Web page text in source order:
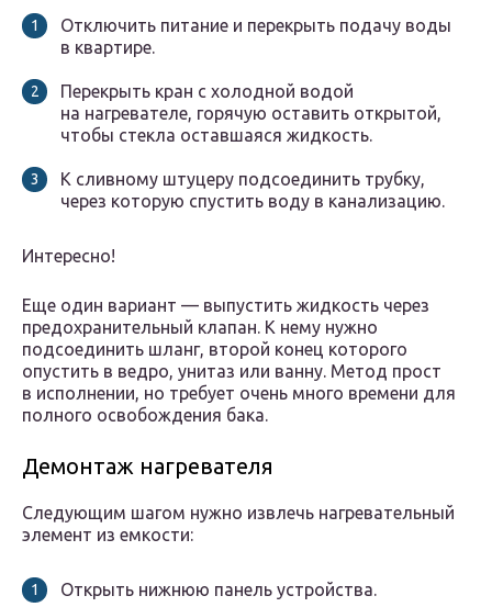
Отключить питание и перекрыть подачу воды
в квартире.
Перекрыть кран с холодной водой
на нагревателе, горячую оставить открытой,
чтобы стекла оставшаяся жидкость.
К сливному штуцеру подсоединить трубку,
через которую спустить воду в канализацию.
Интересно!
Еще один вариант — выпустить жидкость через
предохранительный клапан. К нему нужно
подсоединить шланг, второй конец которого
опустить в ведро, унитаз или ванну. Метод прост
в исполнении, но требует очень много времени для
полного освобождения бака.
Демонтаж нагревателя
Следующим шагом нужно извлечь нагревательный
элемент из емкости:
Открыть нижнюю панель устройства.